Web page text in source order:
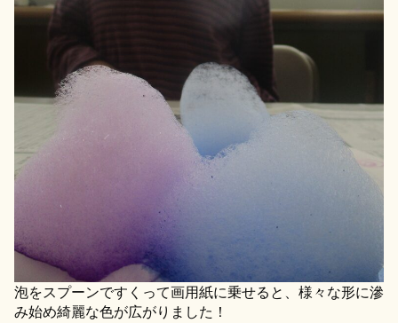
泡をスプーンですくって画用紙に乗せると、様々な形に滲
み始め綺麗な色が広がりました！